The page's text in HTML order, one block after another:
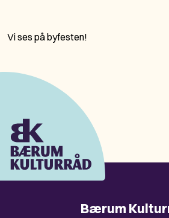
Vi ses på byfesten!
Bærum